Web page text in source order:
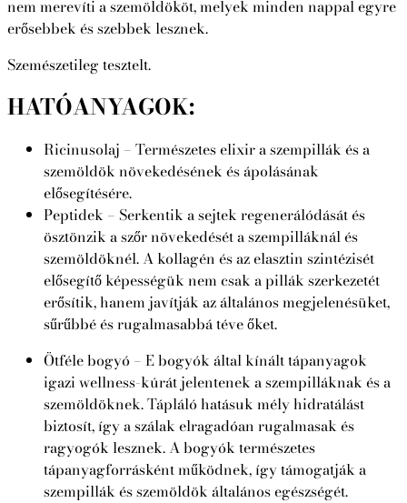
nem merevíti a szemöldököt, melyek minden nappal egyre
erősebbek és szebbek lesznek.
Szemészetileg tesztelt.
HATÓANYAGOK:
Ricinusolaj – Természetes elixir a szempillák és a
szemöldök növekedésének és ápolásának
elősegítésére.
Peptidek – Serkentik a sejtek regenerálódását és
ösztönzik a szőr növekedését a szempilláknál és
szemöldöknél. A kollagén és az elasztin szintézisét
elősegítő képességük nem csak a pillák szerkezetét
erősítik, hanem javítják az általános megjelenésüket,
sűrűbbé és rugalmasabbá téve őket.
Ötféle bogyó – E bogyók által kínált tápanyagok
igazi wellness-kúrát jelentenek a szempilláknak és a
szemöldöknek. Tápláló hatásuk mély hidratálást
biztosít, így a szálak elragadóan rugalmasak és
ragyogók lesznek. A bogyók természetes
tápanyagforrásként működnek, így támogatják a
szempillák és szemöldök általános egészségét.